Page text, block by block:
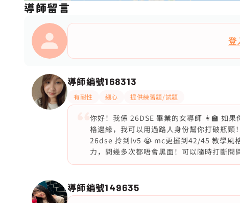
導師留言
登
導師編號168313
有耐性 細心 提供練習題/試題
你好！我係 26DSE 畢業的女導師 👩‍🏫 如
格邊緣，我可以用過路人身份幫你打破瓶
26dse 拎到lv5 😭 mc更攞到42/45 教學風
力，問幾多次都唔會黑面！可以隨時打斷問
導師編號149635